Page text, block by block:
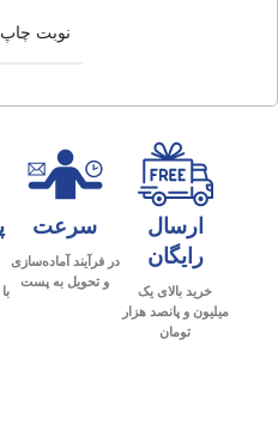
نوبت چاپ
ارسال
رایگان
خرید بالای یک
میلیون و پانصد هزار
تومان
سرعت
در فرآیند آماده‌سازی
و تحویل به پست